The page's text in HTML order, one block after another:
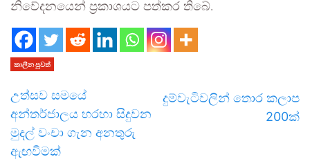
නිවේදනයෙන් ප්‍රකාශයට පත්කර තිබේ.
කාලීන පුවත්
උත්සව සමයේ
අන්තර්ජාලය හරහා සිදුවන
මුදල් වංචා ගැන අනතුරු
ඇඟවීමක්
දුම්වැටිවලින් තොර කලාප
200ක්